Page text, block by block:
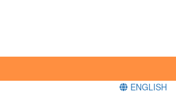
ENGLISH